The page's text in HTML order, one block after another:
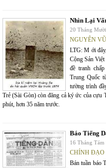
Nhìn Lại
20 Tháng
NGUYÊN
LTG: M ới
Cộng Sản
đề tranh
Trung Quốc
tường trình
Trẻ (Sài Gòn) còn đăng cả ký ức của
phút, hơn 35 năm trước.
Báo Tiếng
16 Tháng Tám
CHÍNH ĐẠO
Bán tuần báo